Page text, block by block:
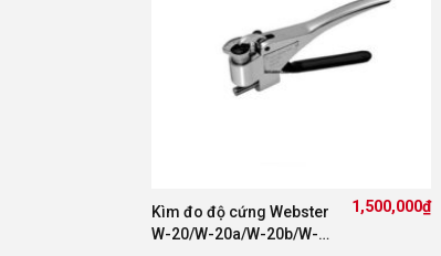
Kìm đo độ cứng Webster
W-20/W-20a/W-20b/W-
1,500,000₫